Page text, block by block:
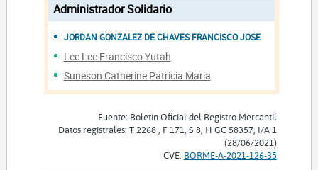
Administrador Solidario
JORDAN GONZALEZ DE CHAVES FRANCISCO JOSE
Lee Lee Francisco Yutah
Suneson Catherine Patricia Maria
Fuente: Boletín Oficial del Registro Mercantil
Datos registrales: T 2268 , F 171, S 8, H GC 58357, I/A 1
(28/06/2021)
CVE: BORME-A-2021-126-35